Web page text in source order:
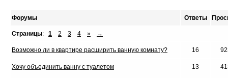
Форумы Ответы
Страницы: 1 2 3 4 » →
Возможно ли в квартире расширить ванную комнату? 16
Хочу объединить ванну с туалетом 13